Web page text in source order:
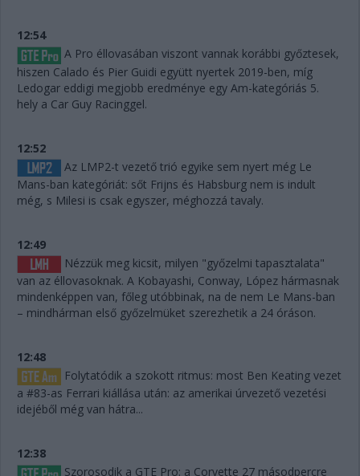
12:54
A Pro éllovasában viszont vannak korábbi győztesek,
hiszen Calado és Pier Guidi együtt nyertek 2019-ben, míg
Ledogar eddigi megjobb eredménye egy Am-kategóriás 5.
hely a Car Guy Racinggel.
12:52
Az LMP2-t vezető trió egyike sem nyert még Le
Mans-ban kategóriát: sőt Frijns és Habsburg nem is indult
még, s Milesi is csak egyszer, méghozzá tavaly.
12:49
Nézzük meg kicsit, milyen "győzelmi tapasztalata"
van az éllovasoknak. A Kobayashi, Conway, López hármasnak
mindenképpen van, főleg utóbbinak, na de nem Le Mans-ban
– mindhárman első győzelmüket szerezhetik a 24 óráson.
12:48
Folytatódik a szokott ritmus: most Ben Keating vezet
a #83-as Ferrari kiállása után: az amerikai úrvezető vezetési
idejéből még van hátra...
12:38
Szorosodik a GTE Pro: a Corvette 27 másodpercre